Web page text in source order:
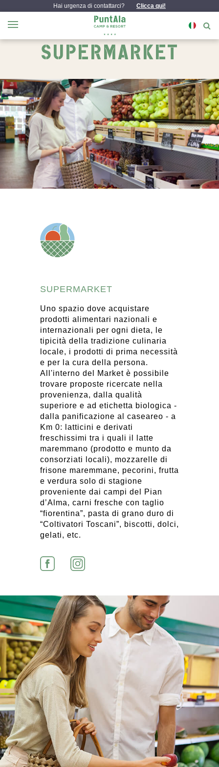
Hai urgenza di contattarci? Clicca qui!
SUPERMARKET
SUPERMARKET
Uno spazio dove acquistare
prodotti alimentari nazionali e
internazionali per ogni dieta, le
tipicità della tradizione culinaria
locale, i prodotti di prima necessità
e per la cura della persona.
All'interno del Market è possibile
trovare proposte ricercate nella
provenienza, dalla qualità
superiore e ad etichetta biologica -
dalla panificazione al caseareo - a
Km 0: latticini e derivati
freschissimi tra i quali il latte
maremmano (prodotto e munto da
consorziati locali), mozzarelle di
frisone maremmane, pecorini, frutta
e verdura solo di stagione
proveniente dai campi del Pian
d’Alma, carni fresche con taglio
“fiorentina”, pasta di grano duro di
“Coltivatori Toscani”, biscotti, dolci,
gelati, etc.